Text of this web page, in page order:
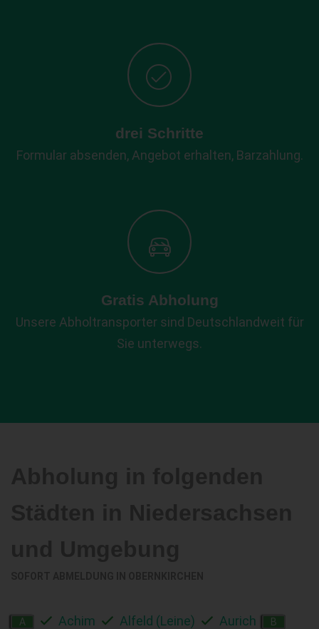
drei Schritte
Formular absenden, Angebot erhalten, Barzahlung.
Gratis Abholung
Unsere Abholtransporter sind Deutschlandweit für
Sie unterwegs.
A Achim Alfeld (Leine) Aurich B